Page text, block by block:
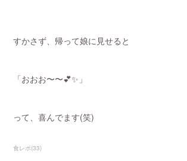
すかさず、帰って娘に見せると
「おおお〜〜💕✨」
って、喜んでます(笑)
食レポ(33)